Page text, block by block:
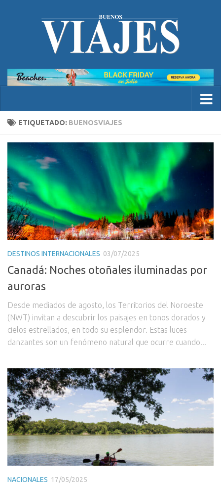
ETIQUETADO: BUENOSVIAJES
DESTINOS INTERNACIONALES 03/07/2025
Canadá: Noches otoñales iluminadas por
auroras
Desde mediados de agosto, los Territorios del Noroeste
(NWT) invitan a descubrir los paisajes en tonos dorados y
cielos estrellados, en todo su esplendor. Estas luces
danzantes son un fenómeno natural que ocurre cuando...
NACIONALES 17/05/2025